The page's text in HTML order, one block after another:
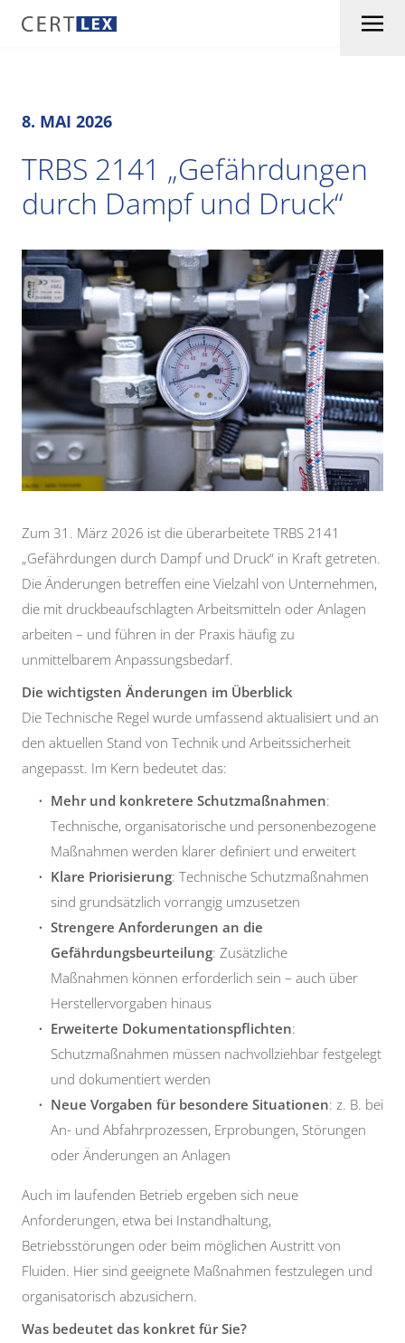
8. MAI 2026
TRBS 2141 „Gefährdungen
durch Dampf und Druck“
Zum 31. März 2026 ist die überarbeitete TRBS 2141
„Gefährdungen durch Dampf und Druck“ in Kraft getreten.
Die Änderungen betreffen eine Vielzahl von Unternehmen,
die mit druckbeaufschlagten Arbeitsmitteln oder Anlagen
arbeiten – und führen in der Praxis häufig zu
unmittelbarem Anpassungsbedarf.
Die wichtigsten Änderungen im Überblick
Die Technische Regel wurde umfassend aktualisiert und an
den aktuellen Stand von Technik und Arbeitssicherheit
angepasst. Im Kern bedeutet das:
Mehr und konkretere Schutzmaßnahmen:
Technische, organisatorische und personenbezogene
Maßnahmen werden klarer definiert und erweitert
Klare Priorisierung: Technische Schutzmaßnahmen
sind grundsätzlich vorrangig umzusetzen
Strengere Anforderungen an die
Gefährdungsbeurteilung: Zusätzliche
Maßnahmen können erforderlich sein – auch über
Herstellervorgaben hinaus
Erweiterte Dokumentationspflichten:
Schutzmaßnahmen müssen nachvollziehbar festgelegt
und dokumentiert werden
Neue Vorgaben für besondere Situationen: z. B. bei
An- und Abfahrprozessen, Erprobungen, Störungen
oder Änderungen an Anlagen
Auch im laufenden Betrieb ergeben sich neue
Anforderungen, etwa bei Instandhaltung,
Betriebsstörungen oder beim möglichen Austritt von
Fluiden. Hier sind geeignete Maßnahmen festzulegen und
organisatorisch abzusichern.
Was bedeutet das konkret für Sie?